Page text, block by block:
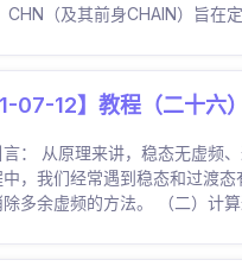
CHN（及其前身CHAIN）旨在
07-12】教程（二十六
言： 从原理来讲，稳态无虚频
，我们经常遇到稳态和过渡
多余虚频的方法。 （二）计